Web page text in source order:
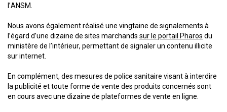
l’ANSM.
Nous avons également réalisé une vingtaine de signalements à
l’égard d’une dizaine de sites marchands sur le portail Pharos du
ministère de l’intérieur, permettant de signaler un contenu illicite
sur internet.
En complément, des mesures de police sanitaire visant à interdire
la publicité et toute forme de vente des produits concernés sont
en cours avec une dizaine de plateformes de vente en ligne.